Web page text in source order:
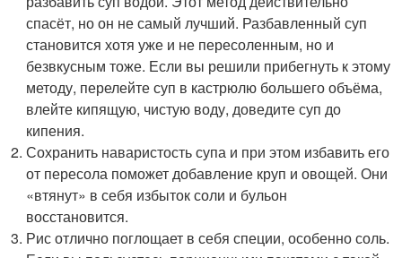
спасёт, но он не самый лучший. Разбавленный суп
становится хотя уже и не пересоленным, но и
безвкусным тоже. Если вы решили прибегнуть к этому
методу, перелейте суп в кастрюлю большего объёма,
влейте кипящую, чистую воду, доведите суп до
кипения.
Сохранить наваристость супа и при этом избавить его
от пересола поможет добавление круп и овощей. Они
«втянут» в себя избыток соли и бульон
восстановится.
Рис отлично поглощает в себя специи, особенно соль.